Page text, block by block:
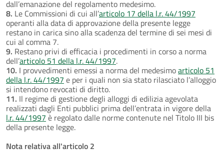
dall’emanazione del regolamento medesimo.
8. Le Commissioni di cui all’articolo 17 della l.r. 44/1997
operanti alla data di approvazione della presente legge
restano in carica sino alla scadenza del termine di sei mesi di
cui al comma 7.
9. Restano privi di efficacia i procedimenti in corso a norma
dell’articolo 51 della l.r. 44/1997.
10. I provvedimenti emessi a norma del medesimoarticolo 51
della l.r. 44/1997 e per i quali non sia stato rilasciato l’alloggio
si intendono revocati di diritto.
11. Il regime di gestione degli alloggi di edilizia agevolata
realizzati dagli Enti pubblici prima dell’entrata in vigore della
l.r. 44/1997 è regolato dalle norme contenute nel Titolo III bis
della presente legge.
Nota relativa all'articolo 2